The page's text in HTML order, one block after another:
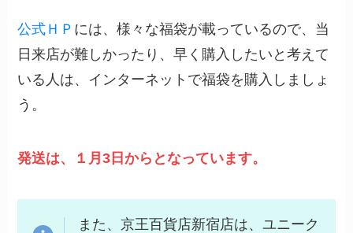
公式ＨＰ には、様々な福袋が載っているので、当
日来店が難しかったり、早く購入したいと考えて
いる人は、インターネットで福袋を購入しましょ
う。
発送は、１月3日からとなっています。
また、京王百貨店新宿店は、ユニーク